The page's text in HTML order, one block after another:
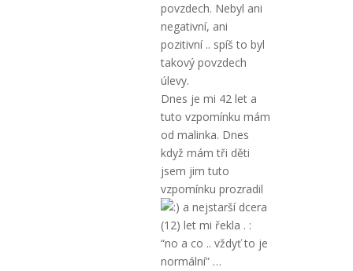
povzdech. Nebyl ani
negativní, ani
pozitivní .. spíš to byl
takový povzdech
úlevy.
Dnes je mi 42 let a
tuto vzpomínku mám
od malinka. Dnes
když mám tři děti
jsem jim tuto
vzpomínku prozradil
a nejstarší dcera
(12) let mi řekla . :
“no a co .. vždyť to je
normální” …